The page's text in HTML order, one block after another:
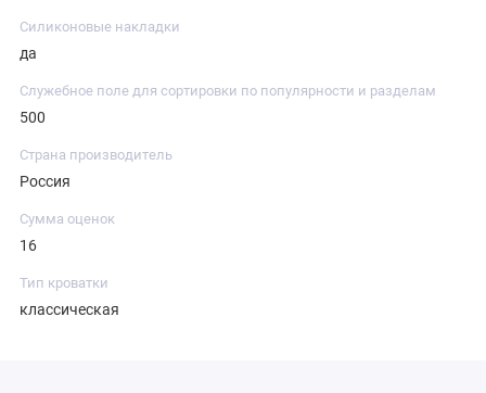
Силиконовые накладки
да
Служебное поле для сортировки по популярности и разделам
500
Страна производитель
Россия
Сумма оценок
16
Тип кроватки
классическая